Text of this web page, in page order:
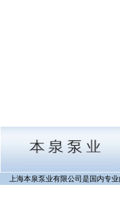
上海本泉泵业有限公司是国内专业